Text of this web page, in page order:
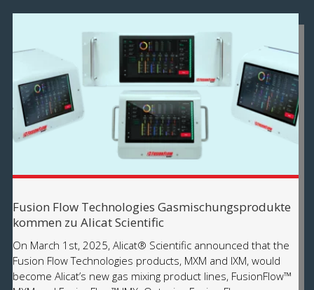
Fusion Flow Technologies Gasmischungsprodukte
kommen zu Alicat Scientific
On March 1st, 2025, Alicat® Scientific announced that the
Fusion Flow Technologies products, MXM and IXM, would
become Alicat’s new gas mixing product lines, FusionFlow™